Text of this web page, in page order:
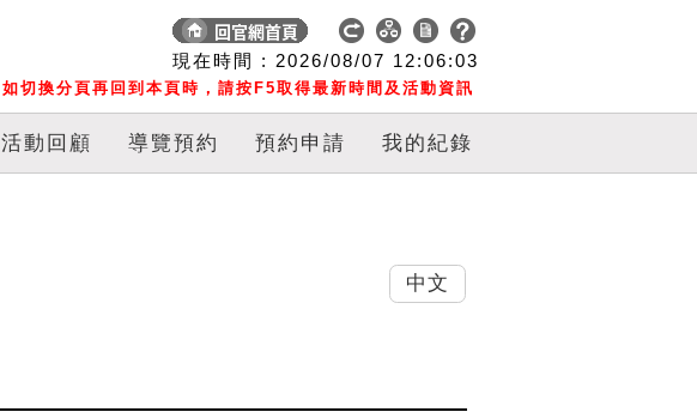
現在時間 : 2026/08/07 12:06:03
如切換分頁再回到本頁時，請按F5取得最新時間及活動資訊
活動回顧 導覽預約 預約申請 我的紀錄